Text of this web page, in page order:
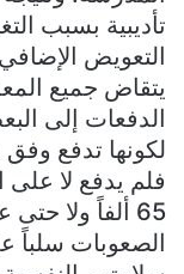
تأديبية بسبب
يتقاض جميع
لكونها تدفع
الصعوبات سلباً